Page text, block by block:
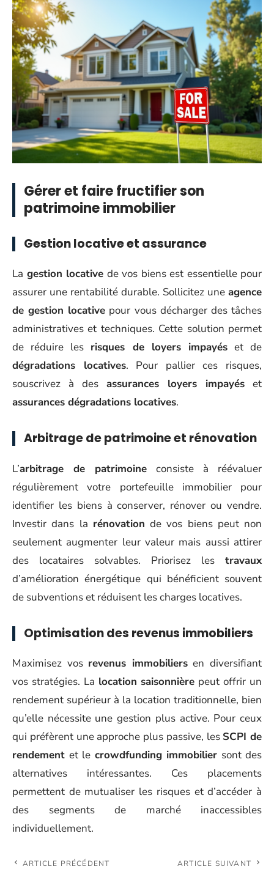
Gérer et faire fructifier son
patrimoine immobilier
Gestion locative et assurance
La gestion locative de vos biens est essentielle pour
assurer une rentabilité durable. Sollicitez une agence
de gestion locative pour vous décharger des tâches
administratives et techniques. Cette solution permet
de réduire les risques de loyers impayéset de
dégradations locatives. Pour pallier ces risques,
souscrivez à des assurances loyers impayés et
assurances dégradations locatives.
Arbitrage de patrimoine et rénovation
L’arbitrage de patrimoine consiste à réévaluer
régulièrement votre portefeuille immobilier pour
identifier les biens à conserver, rénover ou vendre.
Investir dans la rénovation de vos biens peut non
seulement augmenter leur valeur mais aussi attirer
des locataires solvables. Priorisez les travaux
d’amélioration énergétique qui bénéficient souvent
de subventions et réduisent les charges locatives.
Optimisation des revenus immobiliers
Maximisez vos revenus immobiliersen diversifiant
vos stratégies. La location saisonnière peut offrir un
rendement supérieur à la location traditionnelle, bien
qu’elle nécessite une gestion plus active. Pour ceux
qui préfèrent une approche plus passive, les SCPI de
rendement et le crowdfunding immobilier sont des
alternatives intéressantes. Ces placements
permettent de mutualiser les risques et d’accéder à
des segments de marché inaccessibles
individuellement.
ARTICLE PRÉCÉDENT ARTICLE SUIVANT